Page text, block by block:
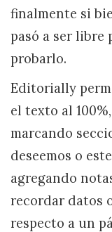
finalmente si
pasó a ser libre
probarlo.
Editorially
el texto al
marcando
deseemos o
agregando
recordar datos
respecto a un